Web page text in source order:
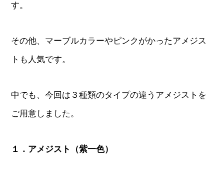
す。
その他、マーブルカラーやピンクがかったアメジス
トも人気です。
中でも、今回は３種類のタイプの違うアメジストを
ご用意しました。
１．アメジスト（紫一色）